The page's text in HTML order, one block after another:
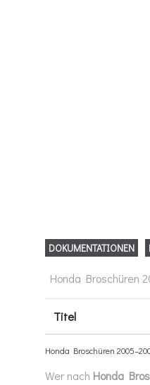
DOKUMENTATIONEN
Honda Broschüren
Titel
Honda Broschüren
Wer nach Honda